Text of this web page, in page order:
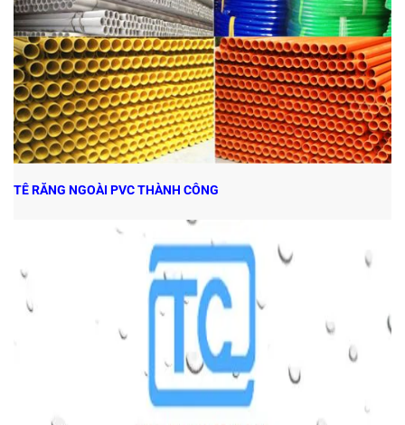
TÊ RĂNG NGOÀI PVC THÀNH CÔNG